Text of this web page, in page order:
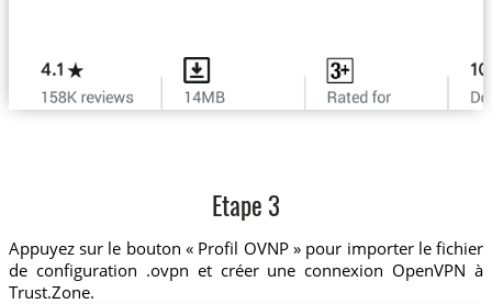
Etape 3
Appuyez sur le bouton « Profil OVNP » pour importer le fichier
de configuration .ovpn et créer une connexion OpenVPN à
Trust.Zone.